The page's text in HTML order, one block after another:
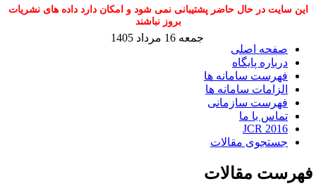
این سایت در حال حاضر پشتیبانی نمی شود و امکان دارد داده های نشریات
بروز نباشند
صفحه اصلی
درباره پایگاه
فهرست سامانه ها
الزامات سامانه ها
فهرست سازمانی
تماس با ما
JCR 2016
جستجوی مقالات
جمعه 16 مرداد 1405
مقالات